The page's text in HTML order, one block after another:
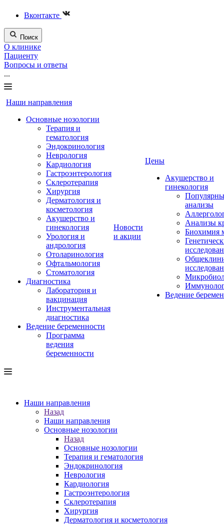
Вконтакте
Поиск
О клинике
Пациенту
Вопросы и ответы
...
Наши направления
Основные нозологии
Терапия и
гематология
Эндокринология
Неврология
Кардиология
Гастроэнтерология
Склеротерапия
Хирургия
Дерматология и
косметология
Акушерство и
гинекология
Урология и
андрология
Отоларинология
Офтальмология
Стоматология
Диагностика
Лаборатория и
вакцинация
Инструментальная
диагностика
Ведение беременности
Программа
ведения
беременности
Новости
и акции
Цены
Акушерство и
гинекология
анализы
Анализы
Биохимия
Ведение
Наши направления
Назад
Наши направления
Основные нозологии
Назад
Основные нозологии
Терапия и гематология
Эндокринология
Неврология
Кардиология
Гастроэнтерология
Склеротерапия
Хирургия
Дерматология и косметология